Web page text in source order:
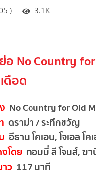
) 3.1K
อ No Country
ดือด
No Country for Old
ดราม่า / ระทึกขวัญ
อีธาน โคเอน, โจเอล โค
โดย ทอมมี่ ลี โจนส์, ฆา
ว 117 นาที